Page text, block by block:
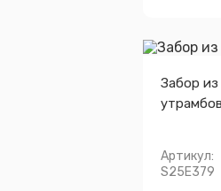
Забор
Артикул:
S25E379